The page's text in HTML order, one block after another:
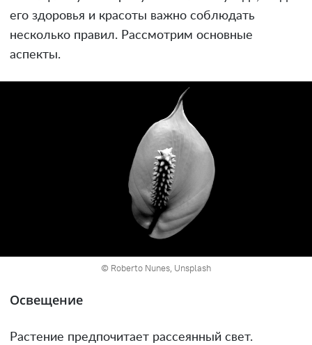
его здоровья и красоты важно соблюдать
несколько правил. Рассмотрим основные
аспекты.
© Roberto Nunes, Unsplash
Освещение
Растение предпочитает рассеянный свет.